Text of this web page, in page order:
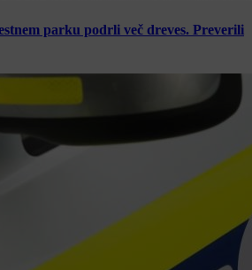
parku podrli več dreves. Preverili